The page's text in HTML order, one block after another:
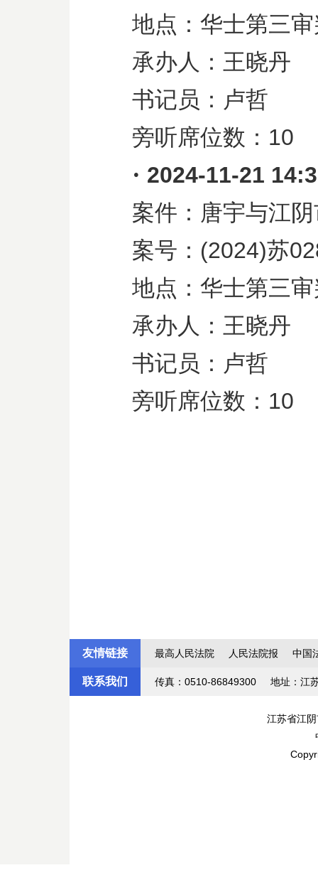
地点：华士第三
承办人：王晓丹
书记员：卢哲
旁听席位数： 10
· 2024-11-21
案件：唐宇与江
案号： (2024)苏
地点：华士第三
承办人：王晓丹
书记员：卢哲
旁听席位数： 10
友情链接 最高人民法院 人民法院报 中国
联系我们 传真：0510-86849300 地址：江
江苏省江